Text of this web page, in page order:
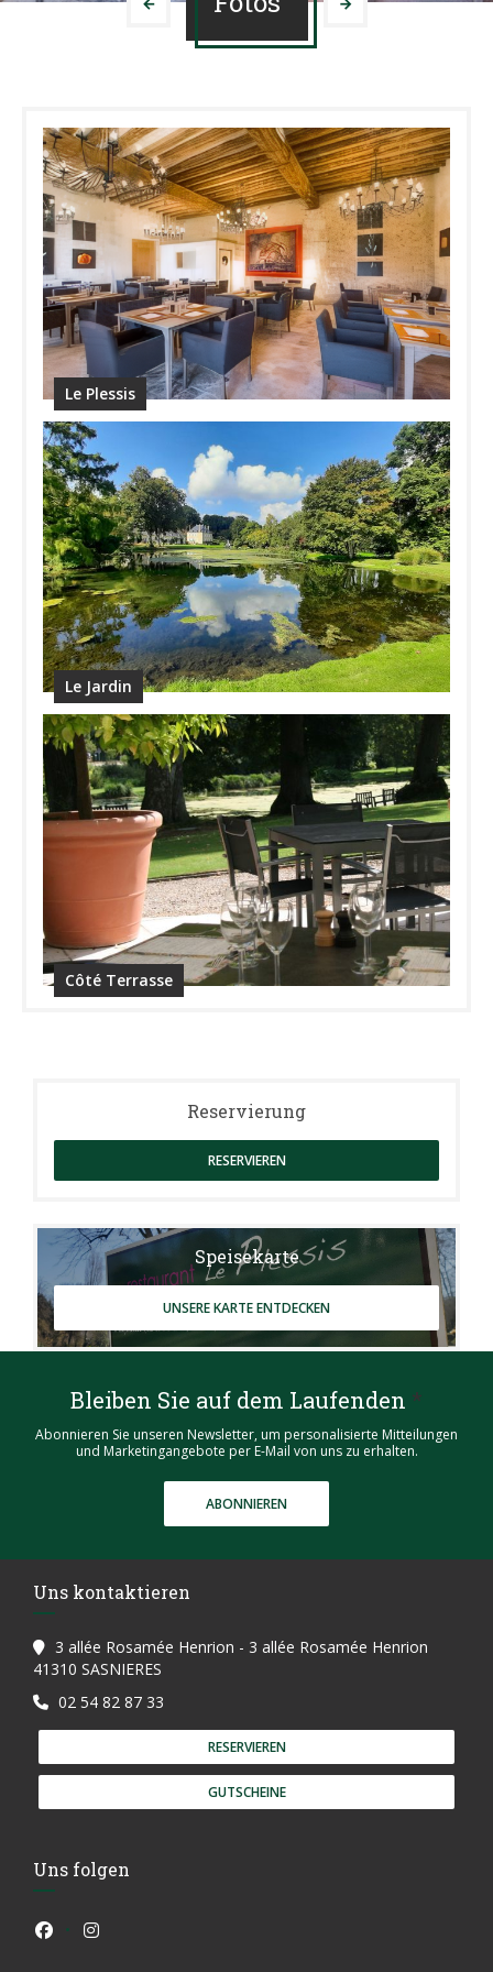
Le Plessis
Le Jardin
Côté Terrasse
Reservierung
RESERVIEREN
Speisekarte
UNSERE KARTE ENTDECKEN
Bleiben Sie auf dem Laufenden *
Abonnieren Sie unseren Newsletter, um personalisierte Mitteilungen
und Marketingangebote per E-Mail von uns zu erhalten.
ABONNIEREN
Uns kontaktieren
3 allée Rosamée Henrion - 3 allée Rosamée Henrion
41310 SASNIERES
02 54 82 87 33
RESERVIEREN
GUTSCHEINE
Uns folgen
Facebook ((öffnet ein neues Fenster))
Instagram ((öffnet ein neues Fenster))